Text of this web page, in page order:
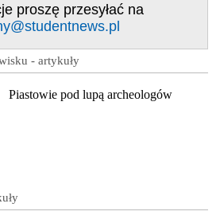
proszę przesyłać na
- artykuły
Piastowie pod lupą archeologów